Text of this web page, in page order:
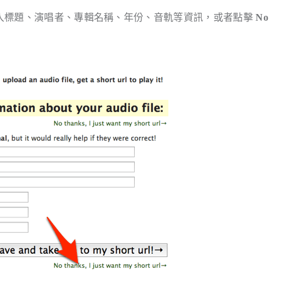
題、演唱者、專輯名稱、年份、音軌等資訊，或者點擊No